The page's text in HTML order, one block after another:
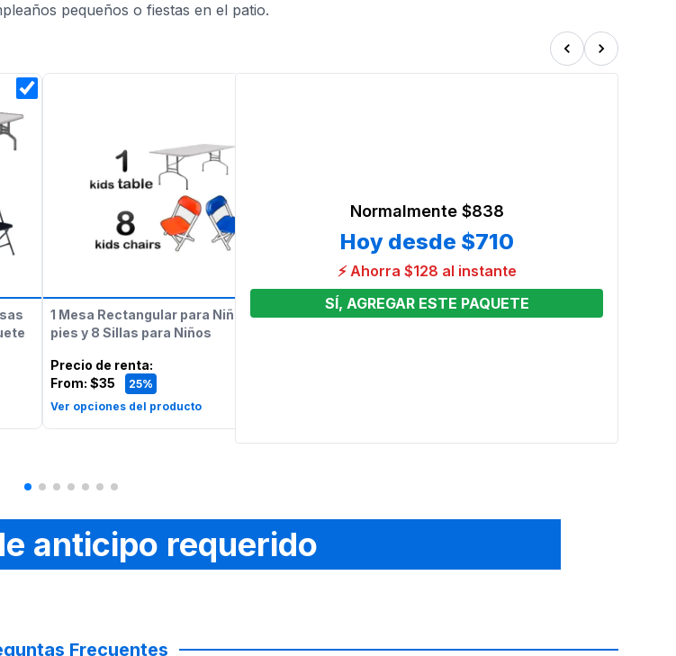
pequeños o fiestas en el patio.
1 Mesa Rectangular para Niños de 4
pies y 8 Sillas para Niños
Precio de renta:
From: $35
25%
Ver opciones del producto
Normalmente $838
Hoy desde $710
⚡ Ahorra $128 al instante
SÍ, AGREGAR ESTE PAQUETE
anticipo requerido
Frecuentes